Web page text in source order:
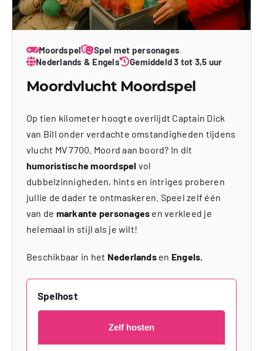
Moordspel
Spel met personages
Nederlands & Engels
Gemiddeld 3 tot 3,5 uur
Moordvlucht Moordspel
Op tien kilometer hoogte overlijdt Captain Dick
van Bill onder verdachte omstandigheden tijdens
vlucht MV 7700. Moord aan boord? In dit
humoristische moordspel vol
dubbelzinnigheden, hints en intriges proberen
jullie de dader te ontmaskeren. Speel zelf één
van de markante personages en verkleed je
helemaal in stijl als je wilt!
Beschikbaar in het Nederlandsen Engels.
Spelhost
Zelf hosten